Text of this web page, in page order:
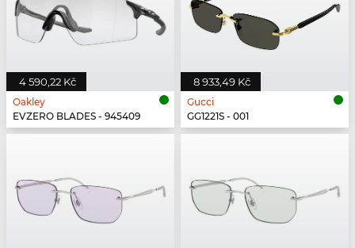
4 590,22 Kč
Oakley
EVZERO BLADES - 945409
8 933,49 Kč
Gucci
GG1221S - 001